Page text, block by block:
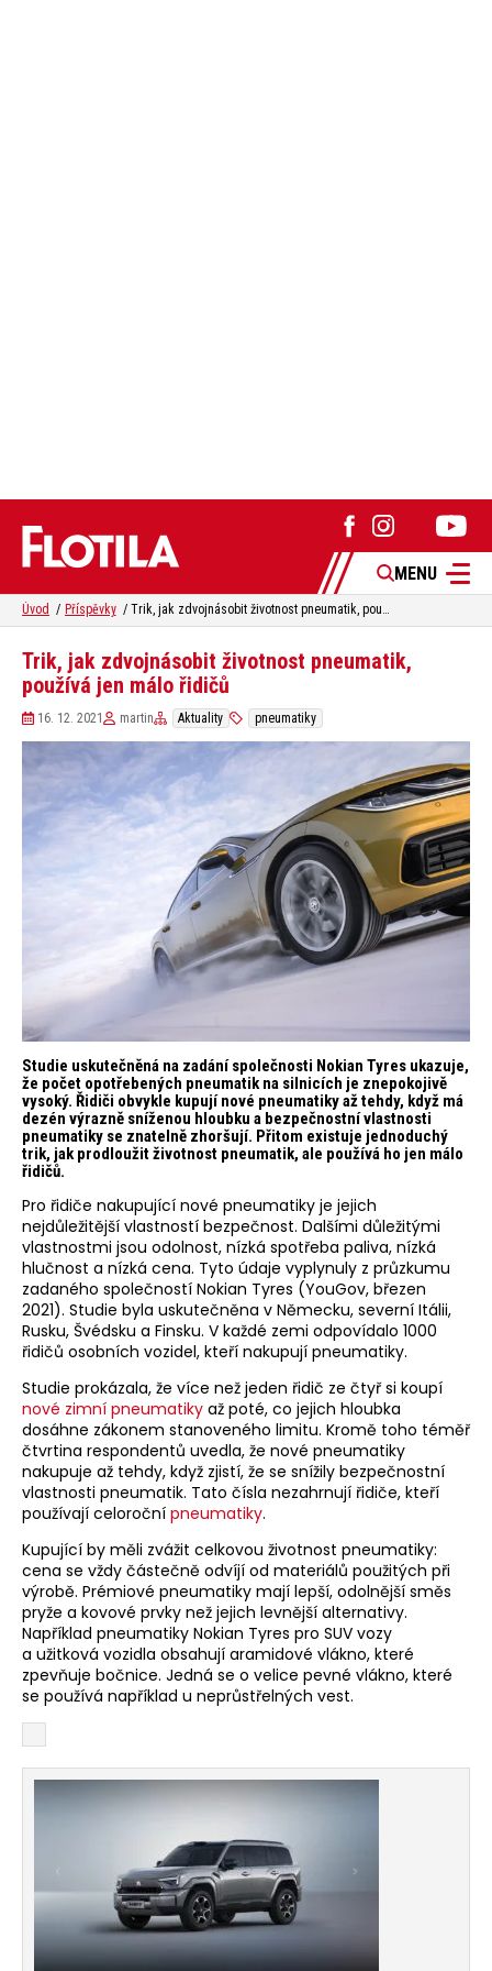
MENU
Úvod Příspěvky Trik, jak zdvojnásobit životnost pneumatik, používá jen málo řidičů
Trik, jak zdvojnásobit životnost pneumatik,
používá jen málo řidičů
16. 12. 2021 martin Aktuality pneumatiky
Studie uskutečněná na zadání společnosti Nokian Tyres ukazuje,
že počet opotřebených pneumatik na silnicích je znepokojivě
vysoký. Řidiči obvykle kupují nové pneumatiky až tehdy, když má
dezén výrazně sníženou hloubku a bezpečnostní vlastnosti
pneumatiky se znatelně zhoršují. Přitom existuje jednoduchý
trik, jak prodloužit životnost pneumatik, ale používá ho jen málo
řidičů.
Pro řidiče nakupující nové pneumatiky je jejich
nejdůležitější vlastností bezpečnost. Dalšími důležitými
vlastnostmi jsou odolnost, nízká spotřeba paliva, nízká
hlučnost a nízká cena. Tyto údaje vyplynuly z průzkumu
zadaného společností Nokian Tyres (YouGov, březen
2021). Studie byla uskutečněna v Německu, severní Itálii,
Rusku, Švédsku a Finsku. V každé zemi odpovídalo 1000
řidičů osobních vozidel, kteří nakupují pneumatiky.
Studie prokázala, že více než jeden řidič ze čtyř si koupí
nové zimní pneumatiky až poté, co jejich hloubka
dosáhne zákonem stanoveného limitu. Kromě toho téměř
čtvrtina respondentů uvedla, že nové pneumatiky
nakupuje až tehdy, když zjistí, že se snížily bezpečnostní
vlastnosti pneumatik. Tato čísla nezahrnují řidiče, kteří
používají celoroční pneumatiky.
Kupující by měli zvážit celkovou životnost pneumatiky:
cena se vždy částečně odvíjí od materiálů použitých při
výrobě. Prémiové pneumatiky mají lepší, odolnější směs
pryže a kovové prvky než jejich levnější alternativy.
Například pneumatiky Nokian Tyres pro SUV vozy
a užitková vozidla obsahují aramidové vlákno, které
zpevňuje bočnice. Jedná se o velice pevné vlákno, které
se používá například u neprůstřelných vest.